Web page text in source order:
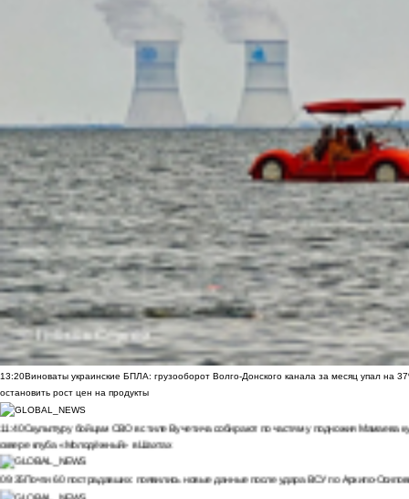
13:20Виноваты украинские БПЛА: грузооборот Волго-Донского канала за месяц упал на
остановить рост цен на продукты
11:40Скульптуру бойцам СВО в стиле Вучетича собирают по частям у подножия Мамаева
сквере клуба «Молодёжный» в Шахтах
09:35Почти 60 пострадавших: появились новые данные после удара ВСУ по Архипо-